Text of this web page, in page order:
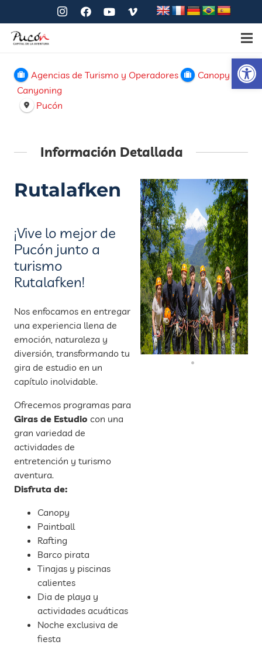
Agencias de Turismo y Operadores
Canopy
Canyoning
Pucón
Información Detallada
Rutalafken
¡Vive lo mejor de
Pucón junto a
turismo
Rutalafken!
Nos enfocamos en entregar
una experiencia llena de
emoción, naturaleza y
diversión, transformando tu
gira de estudio en un
capítulo inolvidable.
Ofrecemos programas para
Giras de Estudio con una
gran variedad de
actividades de
entretención y turismo
aventura.
Disfruta de:
Canopy
Paintball
Rafting
Barco pirata
Tinajas y piscinas
calientes
Dia de playa y
actividades acuáticas
Noche exclusiva de
fiesta